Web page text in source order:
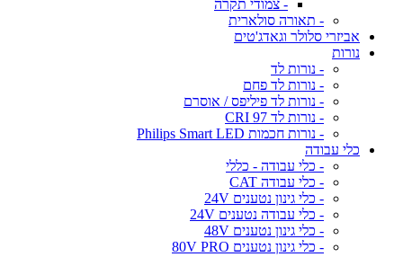
- צמודי תקרה
- תאורה סולארית
אביזרי סלולר וגאדג'טים
נורות
- נורות לד
- נורות לד פחם
- נורות לד פיליפס / אוסרם
- נורות לד CRI 97
- נורות חכמות Philips Smart LED
כלי עבודה
- כלי עבודה - כללי
- כלי עבודה CAT
- כלי גינון נטענים 24V
- כלי עבודה נטענים 24V
- כלי גינון נטענים 48V
- כלי גינון נטענים 80V PRO